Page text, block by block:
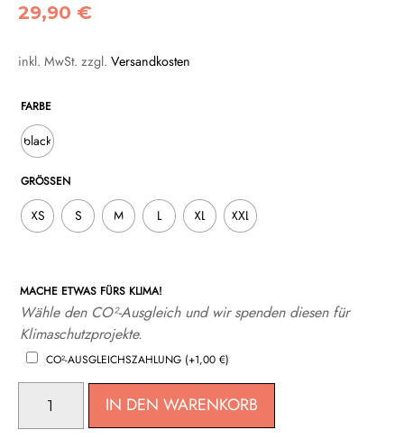
29,90 €
inkl. MwSt. zzgl. Versandkosten
FARBE
black
GRÖSSEN
XS S M L XL XXL
MACHE ETWAS FÜRS KLIMA!
Wähle den CO²-Ausgleich und wir spenden diesen für
Klimaschutzprojekte.
CO²-AUSGLEICHSZAHLUNG (+1,00 €)
IN DEN WARENKORB